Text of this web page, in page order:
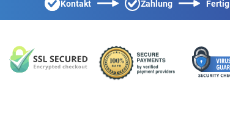
Kontakt Zahlung Fertig